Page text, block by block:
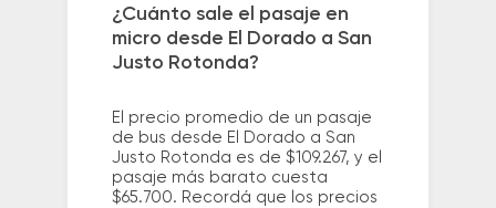
¿Cuánto sale el pasaje en
micro desde El Dorado a San
Justo Rotonda?
El precio promedio de un pasaje
de bus desde El Dorado a San
Justo Rotonda es de $109.267, y el
pasaje más barato cuesta
$65.700. Recordá que los precios